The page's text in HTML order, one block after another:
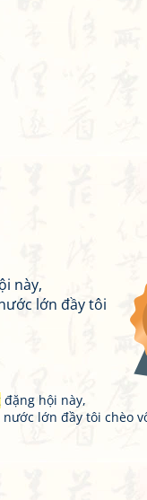
này,
lớn đầy tôi
đặng hội này,
nước lớn đầy tôi chèo